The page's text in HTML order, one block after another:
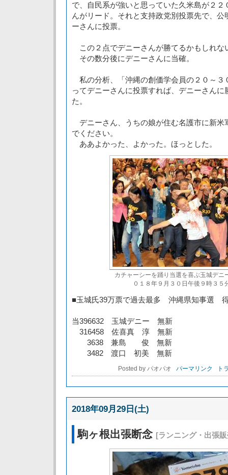
で、自民系が強いと思っていた久米島が２
んがリード。それと支持政党別投票先で、
ーさんに投票。
この２点でデニーさんが勝てるかもしれな
その数分後にデニーさんに当確。
私の分析、「沖縄の創価学会員の２０～３
ってデニーさんに投票すれば、デニーさん
た。
デニーさん、うちの娘が住む名護市に新米
でください。
ああよかった、よかった。ほっとした。
カチャーシーを踊り当選を喜ぶ玉城デニ
０１８年９月３０日午後９時３５
■玉城氏39万票で過去最多 沖縄県知事選
当396632 玉城デニー 無新
316458 佐喜真 淳 無新
3638 兼島 俊 無新
3482 渡口 初美 無新
Posted by パオパオ パーマリンク ト
2018年09月29日(土)
駒ヶ根出張断念 [ランニング・出張